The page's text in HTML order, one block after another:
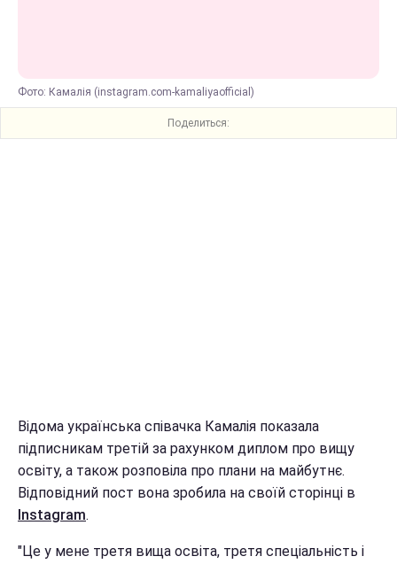
Фото: Камалія (instagram.com-kamaliyaofficial)
Поделиться:
Відома українська співачка Камалія показала
підписникам третій за рахунком диплом про вищу
освіту, а також розповіла про плани на майбутнє.
Відповідний пост вона зробила на своїй сторінці в
Instagram.
"Це у мене третя вища освіта, третя спеціальність і